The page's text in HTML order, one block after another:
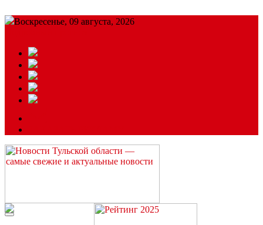
Воскресенье, 09 августа, 2026
Читайте последние новости дня в Тульской области на сайте
“ЗаНовомосковск”